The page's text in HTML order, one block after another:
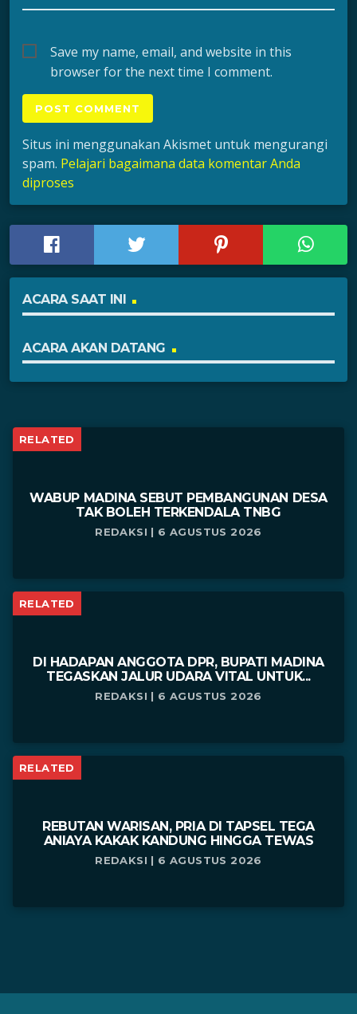
Save my name, email, and website in this
browser for the next time I comment.
Situs ini menggunakan Akismet untuk mengurangi
spam. Pelajari bagaimana data komentar Anda
diproses
ACARA SAAT INI
ACARA AKAN DATANG
RELATED
WABUP MADINA SEBUT PEMBANGUNAN DESA
TAK BOLEH TERKENDALA TNBG
REDAKSI | 6 AGUSTUS 2026
RELATED
DI HADAPAN ANGGOTA DPR, BUPATI MADINA
TEGASKAN JALUR UDARA VITAL UNTUK...
REDAKSI | 6 AGUSTUS 2026
RELATED
REBUTAN WARISAN, PRIA DI TAPSEL TEGA
ANIAYA KAKAK KANDUNG HINGGA TEWAS
REDAKSI | 6 AGUSTUS 2026